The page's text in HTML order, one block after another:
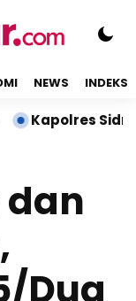
NEWS INDEKS
Sidrap
dan
Dua